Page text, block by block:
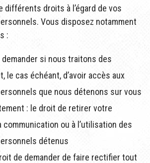
différents droits à l’égard de vos
Vous disposez notamment
:
si nous traitons des
le cas échéant, d’avoir accès aux
que nous détenons sur vous
: le droit de retirer votre
ou à l’utilisation des
détenus
de demander de faire rectifier tout